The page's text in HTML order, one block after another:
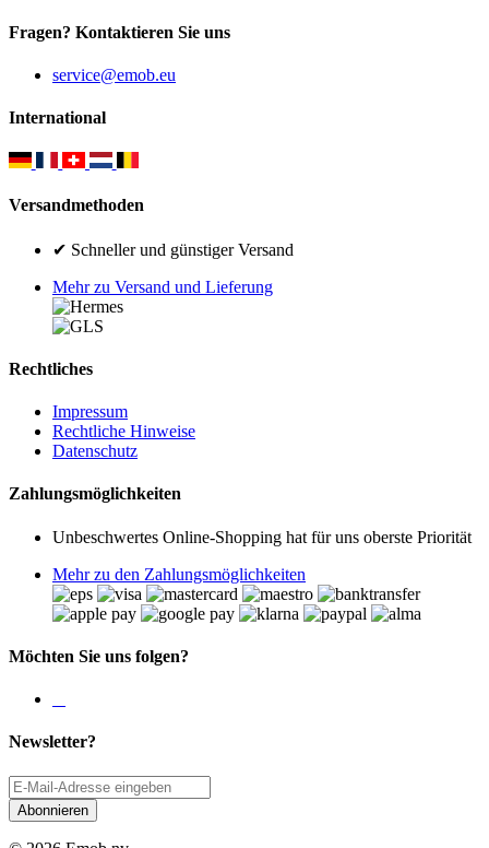
Fragen? Kontaktieren Sie uns
service@emob.eu
International
Versandmethoden
✔ Schneller und günstiger Versand
Mehr zu Versand und Lieferung
Rechtliches
Impressum
Rechtliche Hinweise
Datenschutz
Zahlungsmöglichkeiten
Unbeschwertes Online-Shopping hat für uns oberste Priorität
Mehr zu den Zahlungsmöglichkeiten
Möchten Sie uns folgen?
Newsletter?
Abonnieren